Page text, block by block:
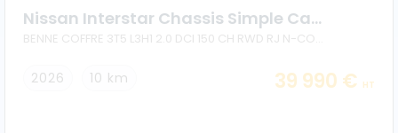
Nissan Interstar Chassis Simple Cabine Benne
2026 10 km 39 990 € HT